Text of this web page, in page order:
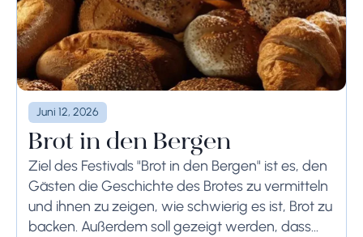
Juni 12, 2026
Brot in den Bergen
Ziel des Festivals "Brot in den Bergen" ist es, den
Gästen die Geschichte des Brotes zu vermitteln
und ihnen zu zeigen, wie schwierig es ist, Brot zu
backen. Außerdem soll gezeigt werden, dass